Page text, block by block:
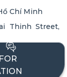
Chí Minh
Thinh Street,
Nguyen Tri
(Road H161),